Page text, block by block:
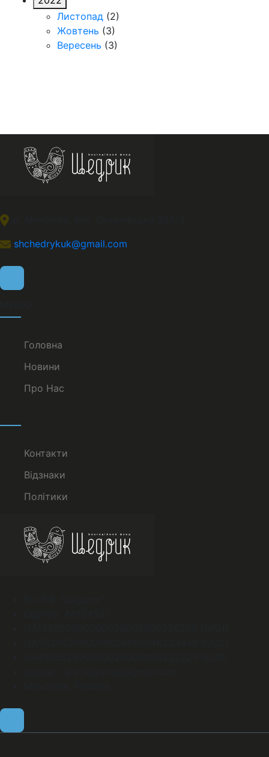
Листопад (2)
Жовтень (3)
Вересень (3)
shchedrykuk@gmail.com
Головна
Новини
Про Нас
Контакти
Відзнаки
Політики